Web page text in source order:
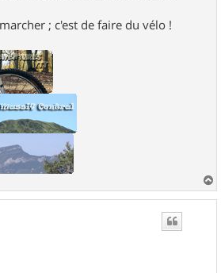
; c'est de faire du vélo !
a
u